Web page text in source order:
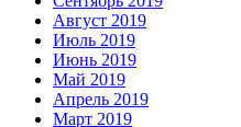
Август 2019
Июль 2019
Июнь 2019
Май 2019
Апрель 2019
Март 2019